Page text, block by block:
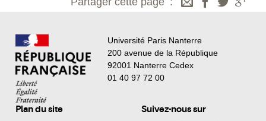
Université Paris Nanterre
200 avenue de la République
92001 Nanterre Cedex
01 40 97 72 00
Plan du site Suivez-nous sur